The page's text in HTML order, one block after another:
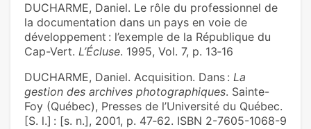
DUCHARME, Daniel. Le rôle du professionnel de
la documentation dans un pays en voie de
développement : l’exemple de la République du
Cap-Vert. L’Écluse. 1995, Vol. 7, p. 13‑16
DUCHARME, Daniel. Acquisition. Dans : La
gestion des archives photographiques. Sainte-
Foy (Québec), Presses de l’Université du Québec.
[S. l.] : [s. n.], 2001, p. 47‑62. ISBN 2-7605-1068-9